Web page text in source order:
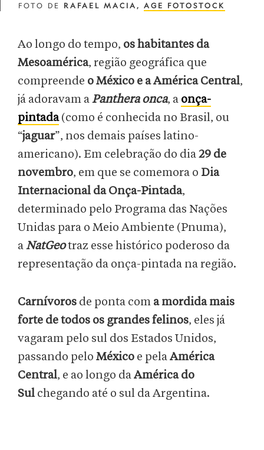
FOTO DE RAFAEL MACIA, AGE FOTOSTOCK
Ao longo do tempo, os habitantes da
Mesoamérica, região geográfica que
compreende o México e a América Central,
já adoravam aPanthera onca, a onça-
pintada(como é conhecida no Brasil, ou
“jaguar”, nos demais países latino-
americano). Em celebração do dia29 de
novembro, em que se comemora o Dia
Internacional da Onça-Pintada,
determinado pelo Programa das Nações
Unidas para o Meio Ambiente (Pnuma),
aNatGeotraz esse histórico poderoso da
representação da onça-pintada na região.
Carnívoros de ponta com a mordida mais
forte de todos os grandes felinos, eles já
vagaram pelo sul dos Estados Unidos,
passando pelo México e pelaAmérica
Central, e ao longo daAmérica do
Sul chegando até o sul da Argentina.